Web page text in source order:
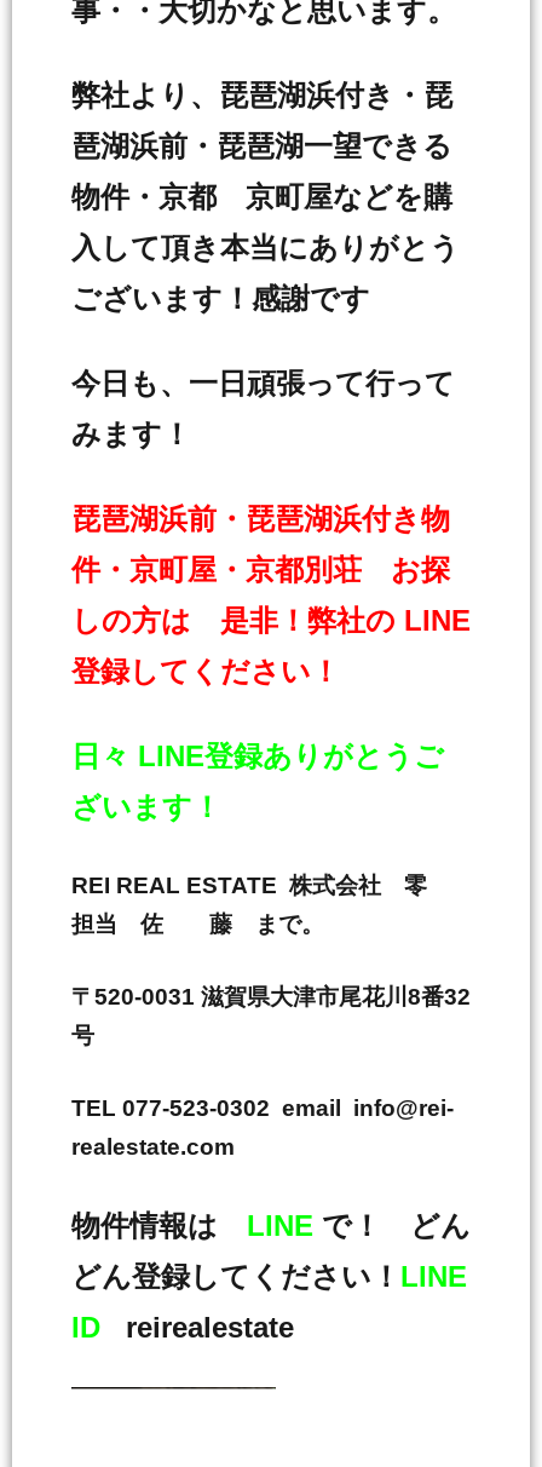
事・・大切かなと思います。
弊社より、琵琶湖浜付き・琵
琶湖浜前・琵琶湖一望できる
物件・京都 京町屋などを購
入して頂き本当にありがとう
ございます！感謝です
今日も、一日頑張って行って
みます！
琵琶湖浜前・琵琶湖浜付き物
件・京町屋・京都別荘 お探
しの方は 是非！弊社の LINE
登録してください！
日々 LINE登録ありがとうご
ざいます！
REI REAL ESTATE 株式会社 零
担当 佐 藤 まで。
〒520-0031 滋賀県大津市尾花川8番32
号
TEL 077-523-0302 email info@rei-
realestate.com
物件情報は LINE で！ どん
どん登録してください！ LINE
ID reirealestate